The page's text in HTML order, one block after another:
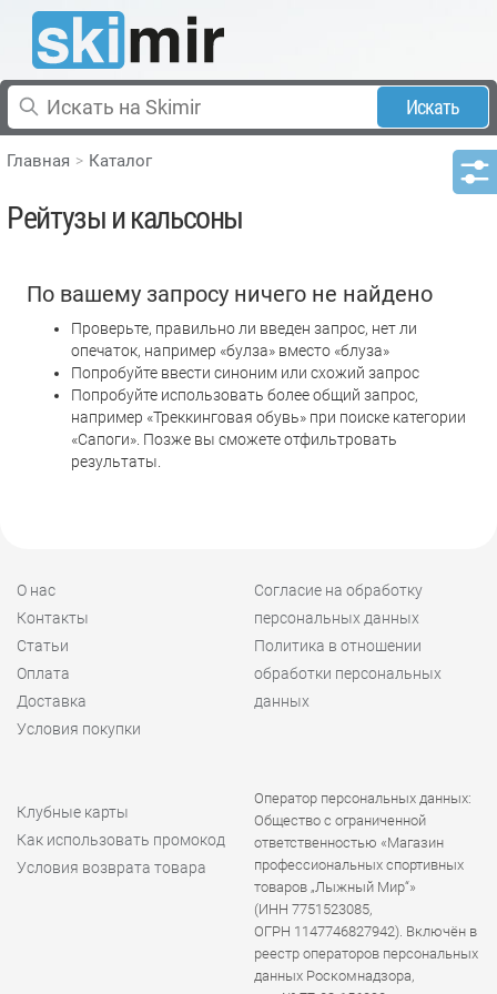
Искать
Главная Каталог
Рейтузы и кальсоны
По вашему запросу ничего не найдено
Проверьте, правильно ли введен запрос, нет ли
опечаток, например «булза» вместо «блуза»
Попробуйте ввести синоним или схожий запрос
Попробуйте использовать более общий запрос,
например «Треккинговая обувь» при поиске категории
«Сапоги». Позже вы сможете отфильтровать
результаты.
О нас
Контакты
Статьи
Оплата
Доставка
Условия покупки
Согласие на обработку
персональных данных
Политика в отношении
обработки персональных
данных
Клубные карты
Как использовать промокод
Условия возврата товара
Оператор персональных данных:
Общество с ограниченной
ответственностью «Магазин
профессиональных спортивных
товаров „Лыжный Мир“»
(ИНН 7751523085,
ОГРН 1147746827942). Включён в
реестр операторов персональных
данных Роскомнадзора,